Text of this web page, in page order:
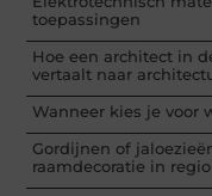
toepassingen
Hoe een architect in
vertaalt naar
Wanneer kies je voor
Gordijnen of
raamdecoratie in